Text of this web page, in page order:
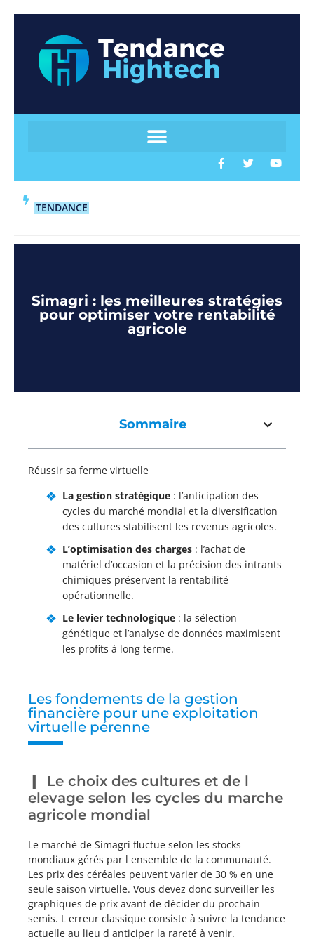
TENDANCE
Simagri : les meilleures stratégies
pour optimiser votre rentabilité
agricole
Sommaire
Réussir sa ferme virtuelle
La gestion stratégique : l’anticipation des
cycles du marché mondial et la diversification
des cultures stabilisent les revenus agricoles.
L’optimisation des charges : l’achat de
matériel d’occasion et la précision des intrants
chimiques préservent la rentabilité
opérationnelle.
Le levier technologique : la sélection
génétique et l’analyse de données maximisent
les profits à long terme.
Les fondements de la gestion
financière pour une exploitation
virtuelle pérenne
Le choix des cultures et de l
elevage selon les cycles du marche
agricole mondial
Le marché de Simagri fluctue selon les stocks
mondiaux gérés par l ensemble de la communauté.
Les prix des céréales peuvent varier de 30 % en une
seule saison virtuelle. Vous devez donc surveiller les
graphiques de prix avant de décider du prochain
semis. L erreur classique consiste à suivre la tendance
actuelle au lieu d anticiper la rareté à venir.